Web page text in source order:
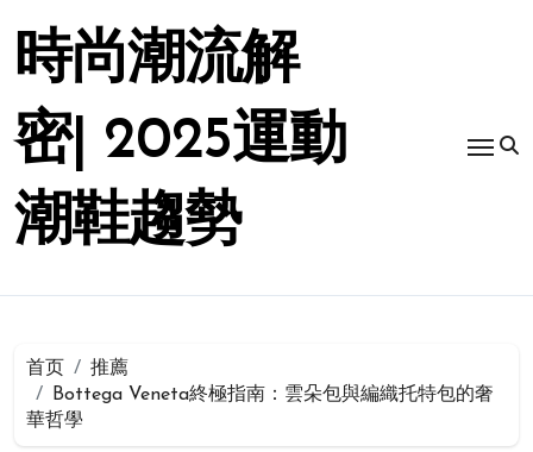
時尚潮流解
密| 2025運動
潮鞋趨勢
首页
推薦
Bottega Veneta終極指南：雲朵包與編織托特包的奢
華哲學